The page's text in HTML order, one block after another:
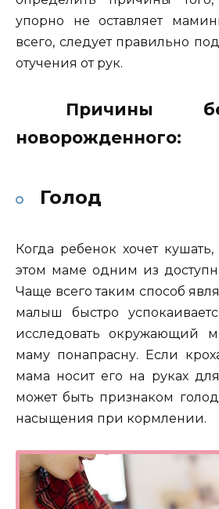
упорно не оставляет
всего, следует правильно
отучения от рук.
Причины
новорожденного:
Голод
Когда ребенок хочет
этом маме одним из
Чаще всего таким способ
малыш быстро
исследовать окружающий
маму понапрасну. Если
мама носит его на руках
может быть признаком
насыщения при кормлении.